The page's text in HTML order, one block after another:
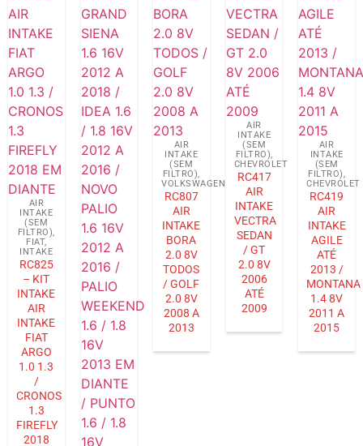
AIR
INTAKE
(SEM
FILTRO),
FIAT,
INTAKE
RC825
– KIT
INTAKE
AIR
INTAKE
FIAT
ARGO
1.0 1.3
/
CRONOS
1.3
FIREFLY
2018
AIR
INTAKE
(SEM
FILTRO),
VOLKSWAGEN
RC807
AIR
INTAKE
BORA
2.0 8V
TODOS
/ GOLF
2.0 8V
2008 A
2013
AIR
INTAKE
(SEM
FILTRO),
CHEVROLET
RC417
AIR
INTAKE
VECTRA
SEDAN
/ GT
2.0 8V
2006
ATÉ
2009
AIR
INTAKE
(SEM
FILTRO),
CHEVROLET
RC419
AIR
INTAKE
AGILE
ATÉ
2013 /
MONTANA
1.4 8V
2011 A
2015